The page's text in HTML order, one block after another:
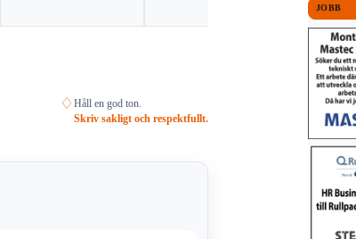
♢ Håll en god ton.
Skriv sakligt och respektfullt.
JOBB